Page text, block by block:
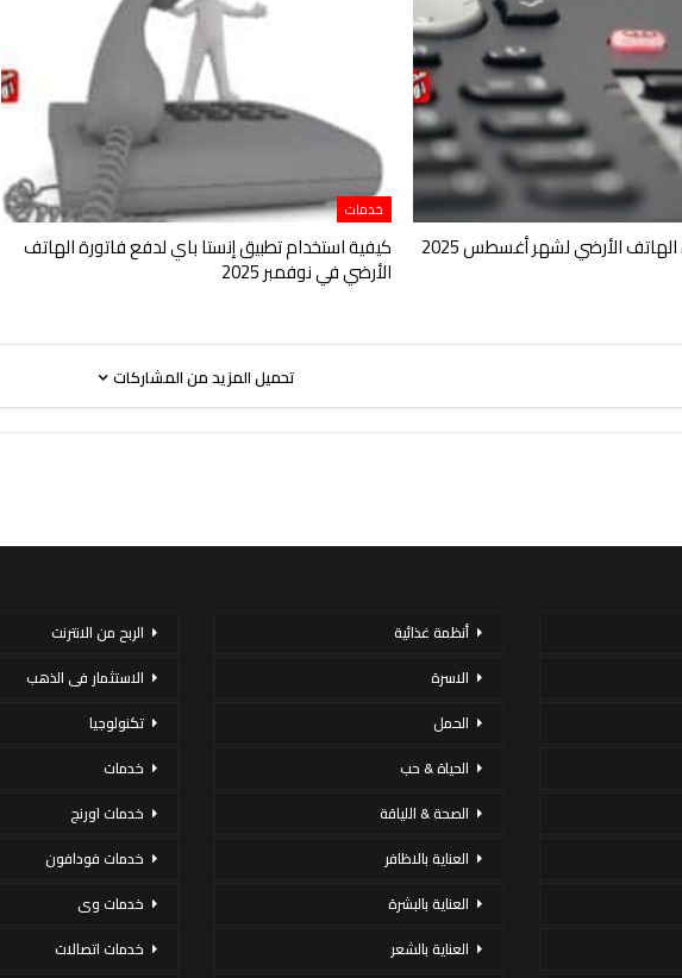
طرق دفع فاتورة الهاتف الأرضي لشهر أغسطس 2025
خدمات
كيفية استخدام تطبيق إنستا باي لدفع فاتورة الهاتف
الأرضي في نوفمبر 2025
تحميل المزيد من المشاركات
أنظمة غذائية
الاسرة
الحمل
الحياة & حب
الصحة & اللياقة
العناية بالاظافر
العناية بالبشرة
العناية بالشعر
الربح من الانترنت
الاستثمار فى الذهب
تكنولوجيا
خدمات
خدمات اورنج
خدمات فودافون
خدمات وى
خدمات اتصالات